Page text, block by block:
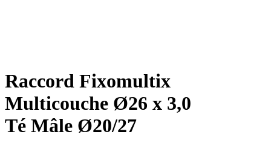
Raccord Fixomultix
Multicouche Ø26 x 3,0
Té Mâle Ø20/27